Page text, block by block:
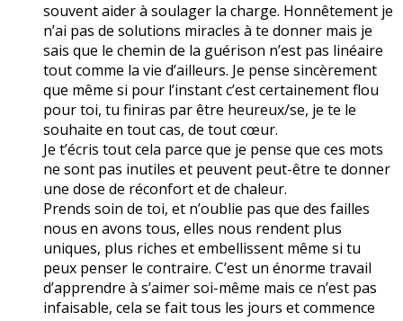
souvent aider à soulager la charge. Honnêtement je
n’ai pas de solutions miracles à te donner mais je
sais que le chemin de la guérison n’est pas linéaire
tout comme la vie d’ailleurs. Je pense sincèrement
que même si pour l’instant c’est certainement flou
pour toi, tu finiras par être heureux/se, je te le
souhaite en tout cas, de tout cœur.
Je t’écris tout cela parce que je pense que ces mots
ne sont pas inutiles et peuvent peut-être te donner
une dose de réconfort et de chaleur.
Prends soin de toi, et n’oublie pas que des failles
nous en avons tous, elles nous rendent plus
uniques, plus riches et embellissent même si tu
peux penser le contraire. C’est un énorme travail
d’apprendre à s’aimer soi-même mais ce n’est pas
infaisable, cela se fait tous les jours et commence